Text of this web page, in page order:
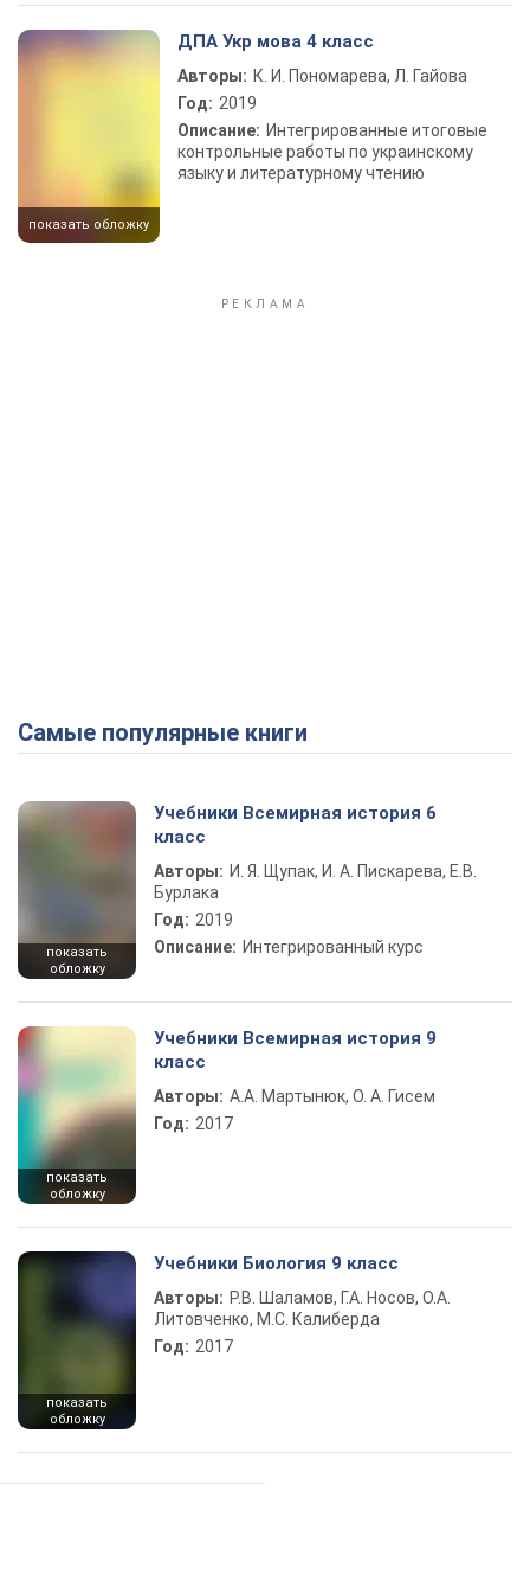
Play Video
показать обложку
ДПА Укр мова 4 класс
Авторы: К. И. Пономарева, Л. Гайова
Год: 2019
Описание: Интегрированные итоговые
контрольные работы по украинскому
языку и литературному чтению
Самые популярные книги
показать
обложку
Учебники Всемирная история 6
класс
Авторы: И. Я. Щупак, И. А. Пискарева, Е.В.
Бурлака
Год: 2019
Описание: Интегрированный курс
показать
обложку
Учебники Всемирная история 9
класс
Авторы: А.А. Мартынюк, О. А. Гисем
Год: 2017
показать
обложку
Учебники Биология 9 класс
Авторы: Р.В. Шаламов, Г.А. Носов, О.А.
Литовченко, М.С. Калиберда
Год: 2017